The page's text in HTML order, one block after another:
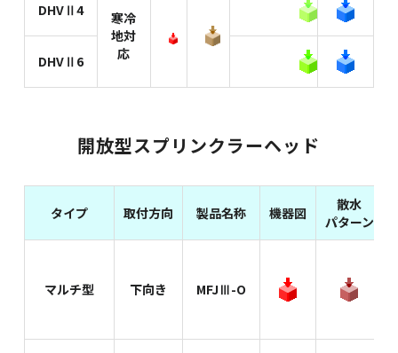
DHVⅡ4
寒冷
地対
応
DHVⅡ6
開放型スプリンクラーヘッド
タイプ 取付方向 製品名称 機器図
散水
パターン
マルチ型 下向き MFJⅢ-O